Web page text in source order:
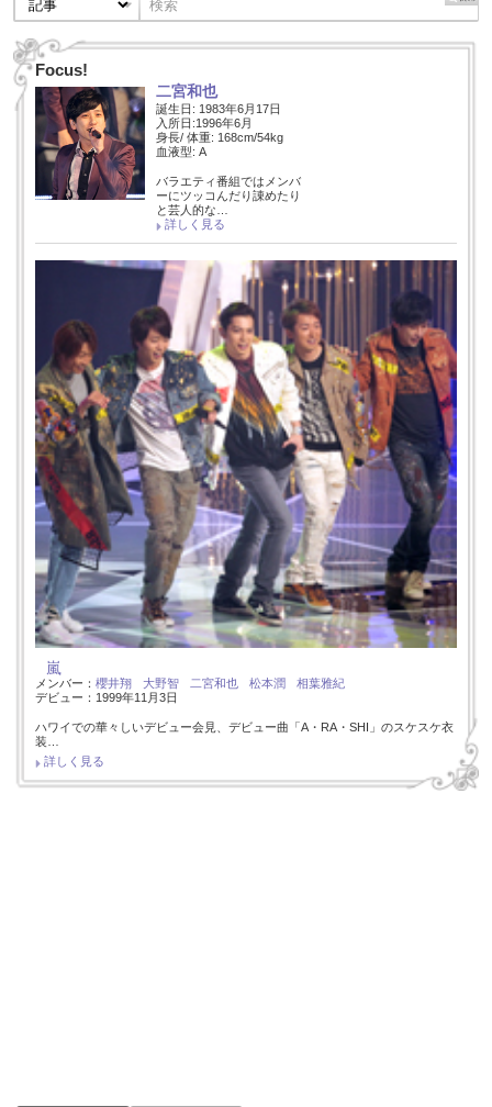
Focus!
二宮和也
誕生日: 1983年6月17日
入所日:1996年6月
身長/ 体重: 168cm/54kg
血液型: A
バラエティ番組ではメンバ
ーにツッコんだり諌めたり
と芸人的な…
詳しく見る
嵐
メンバー： 櫻井翔 大野智 二宮和也 松本潤
相葉雅紀
デビュー：1999年11月3日
ハワイでの華々しいデビュー会見、デビュー曲「A・RA・SHI」のスケスケ衣
装…
詳しく見る